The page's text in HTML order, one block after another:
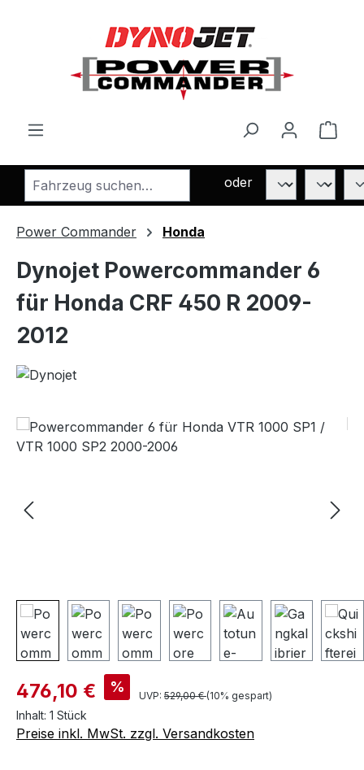
oder
Power Commander Honda
Dynojet Powercommander 6
für Honda CRF 450 R 2009-
2012
Bildergalerie überspringen
476,10 € %
UVP: 529,00 €(10% gespart)
Inhalt: 1 Stück
Preise inkl. MwSt. zzgl. Versandkosten